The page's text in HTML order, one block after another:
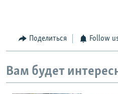
Поделиться Follow
Вам будет